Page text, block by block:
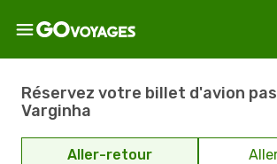
Réservez votre billet d'avion
Varginha
Aller-retour